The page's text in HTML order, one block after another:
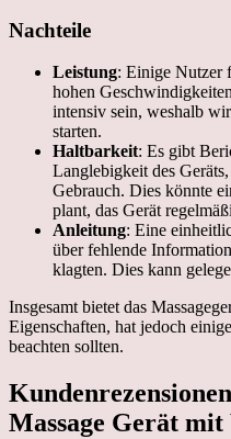
Nachteile
Leistung: Einige Nutzer
hohen
intensiv sein, weshalb
starten.
Haltbarkeit: Es gibt
Langlebigkeit des
Gebrauch. Dies könnte
plant, das Gerät
Anleitung: Eine
über fehlende
klagten. Dies kann
Insgesamt bietet das
Eigenschaften, hat jedoch
beachten sollten.
Massage Gerät